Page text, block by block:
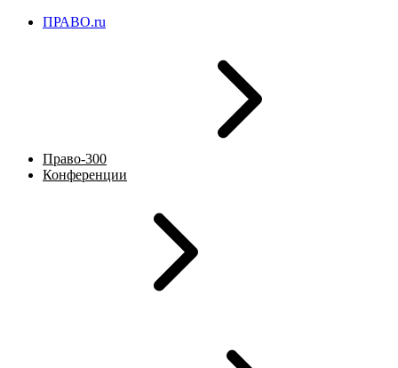
ПРАВО.ru
Право-300
Конференции